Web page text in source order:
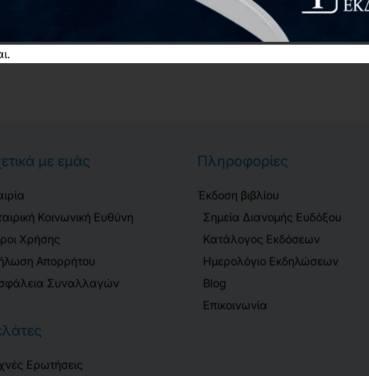
με εμάς
Κοινωνική Ευθύνη
Χρήσης
Απορρήτου
Συναλλαγών
Πληροφορίες
Έκδοση βιβλίου
Σημεία Διανομής Ευδόξου
Κατάλογος Εκδόσεων
Ημερολόγιο Εκδηλώσεων
Blog
Επικοινωνία
Ερωτήσεις